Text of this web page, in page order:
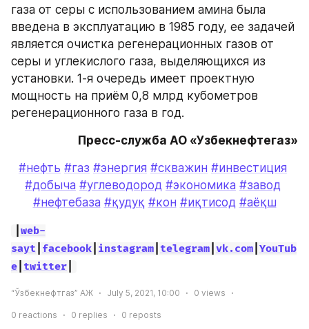
газа от серы с использованием амина была
введена в эксплуатацию в 1985 году, ее задачей
является очистка регенерационных газов от
серы и углекислого газа, выделяющихся из
установки. 1-я очередь имеет проектную
мощность на приём 0,8 млрд кубометров
регенерационного газа в год.
Пресс-служба АО «Узбекнефтегаз»
#нефть #газ #энергия #скважин #инвестиция
#добыча #углеводород #экономика #завод
#нефтебаза #қудуқ #кон #иқтисод #аёқш
web-
sayt facebook instagram telegram vk.com YouTub
e twitter
“Ўзбекнефтгаз” АЖ July 5, 2021, 10:00 0 views
0 reactions 0 replies 0 reposts